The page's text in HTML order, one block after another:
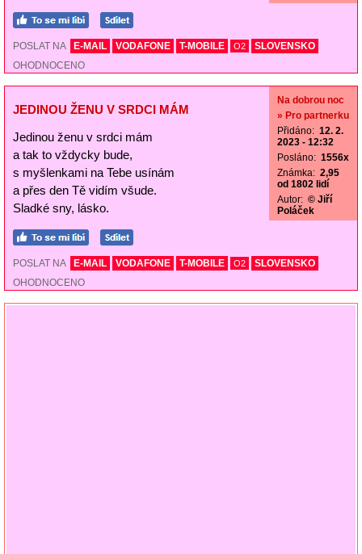
POSLAT NA E-MAIL VODAFONE T-MOBILE O2
SLOVENSKO
OHODNOCENO
JEDINOU ŽENU V SRDCI MÁM
Jedinou ženu v srdci mám
a tak to vždycky bude,
s myšlenkami na Tebe usínám
a přes den Tě vidím všude.
Sladké sny, lásko.
Na dobrou noc
» Pro partnerku
Přidáno: 12. 2.
2023 - 12:32
Posláno: 1556x
Známka: 2,95
od 1802 lidí
Autor: © Jiří
Poláček
POSLAT NA E-MAIL VODAFONE T-MOBILE O2
SLOVENSKO
OHODNOCENO